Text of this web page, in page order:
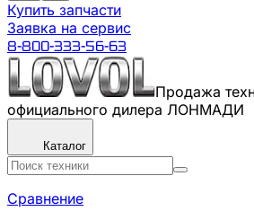
Купить запчасти
Заявка на сервис
8-800-333-56-63
Продажа
официального дилера ЛОНМАДИ
Каталог
Сравнение